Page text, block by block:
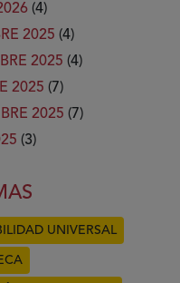
(4)
2025 (4)
2025 (4)
2025 (7)
2025 (7)
(3)
UNIVERSAL